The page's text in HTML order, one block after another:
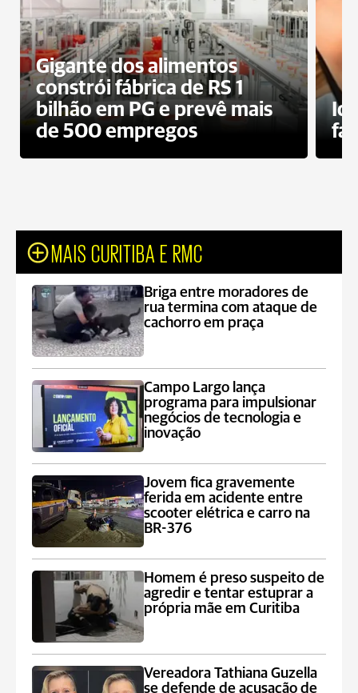
Gigante dos alimentos
constrói fábrica de RS 1
bilhão em PG e prevê mais
de 500 empregos
MAIS CURITIBA E RMC
Briga entre moradores de
rua termina com ataque de
cachorro em praça
Campo Largo lança
programa para impulsionar
negócios de tecnologia e
inovação
Jovem fica gravemente
ferida em acidente entre
scooter elétrica e carro na
BR-376
Homem é preso suspeito de
agredir e tentar estuprar a
própria mãe em Curitiba
Vereadora Tathiana Guzella
se defende de acusação de